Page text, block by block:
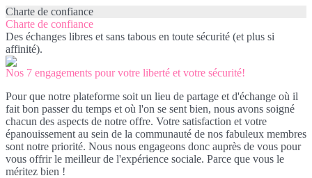
Charte de confiance
Charte de confiance
Des échanges libres et sans tabous en toute sécurité (et plus si
affinité).
Nos 7 engagements pour votre liberté et votre sécurité!
Pour que notre plateforme soit un lieu de partage et d'échange où il
fait bon passer du temps et où l'on se sent bien, nous avons soigné
chacun des aspects de notre offre. Votre satisfaction et votre
épanouissement au sein de la communauté de nos fabuleux membres
sont notre priorité. Nous nous engageons donc auprès de vous pour
vous offrir le meilleur de l'expérience sociale. Parce que vous le
méritez bien !